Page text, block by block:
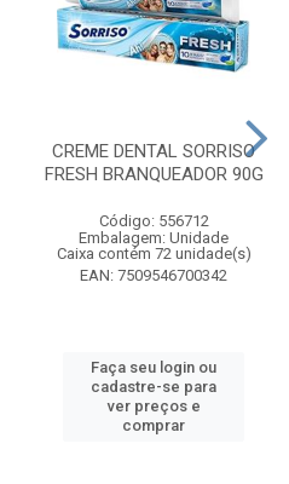
CREME DENTAL SORRISO
FRESH BRANQUEADOR 90G
Código: 556712
Embalagem: Unidade
Caixa contém 72 unidade(s)
EAN: 7509546700342
Faça seu login ou
cadastre-se para
ver preços e
comprar